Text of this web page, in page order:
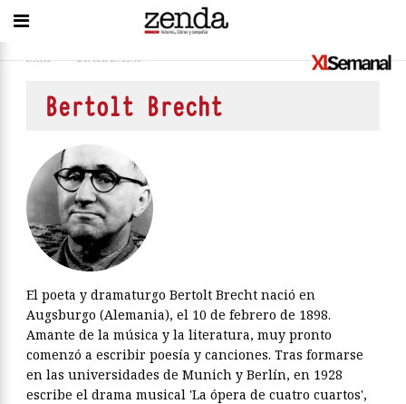
Inicio > Bertolt Brecht
Bertolt Brecht
El poeta y dramaturgo Bertolt Brecht nació en
Augsburgo (Alemania), el 10 de febrero de 1898.
Amante de la música y la literatura, muy pronto
comenzó a escribir poesía y canciones. Tras formarse
en las universidades de Munich y Berlín, en 1928
escribe el drama musical 'La ópera de cuatro cuartos',